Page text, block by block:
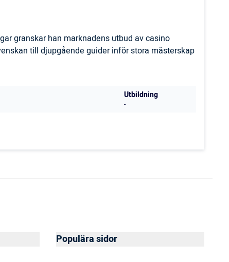
granskar han marknadens utbud av casino
till djupgående guider inför stora mästerskap
Utbildning
-
Populära sidor